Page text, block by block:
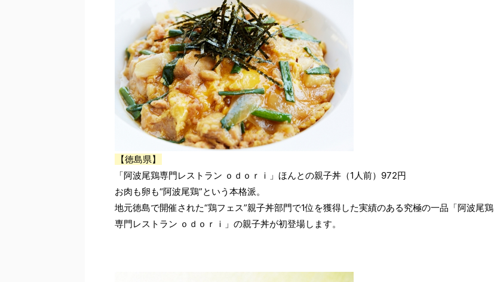
【徳島県】
「阿波尾鶏専門レストラン ｏｄｏｒｉ」ほんとの親子丼（1人前）972円
お肉も卵も“阿波尾鶏”という本格派。
地元徳島で開催された“鶏フェス”親子丼部門で1位を獲得した実績のある究極の一品「阿波尾鶏
専門レストラン ｏｄｏｒｉ」の親子丼が初登場します。